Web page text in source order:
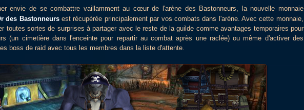
envie de se combattre vaillamment au cœur de l'arène des Bastonneurs, la nouvelle monnaie
des Bastonneursest récupérée principalement par vos combats dans l'arène. Avec cette monnaie,
toutes sortes de surprises à partager avec le reste de la guilde comme avantages temporaires pour
(un cimetière dans l'enceinte pour repartir au combat après une raclée) ou même d'activer des
boss de raid avec tous les membres dans la liste d'attente.